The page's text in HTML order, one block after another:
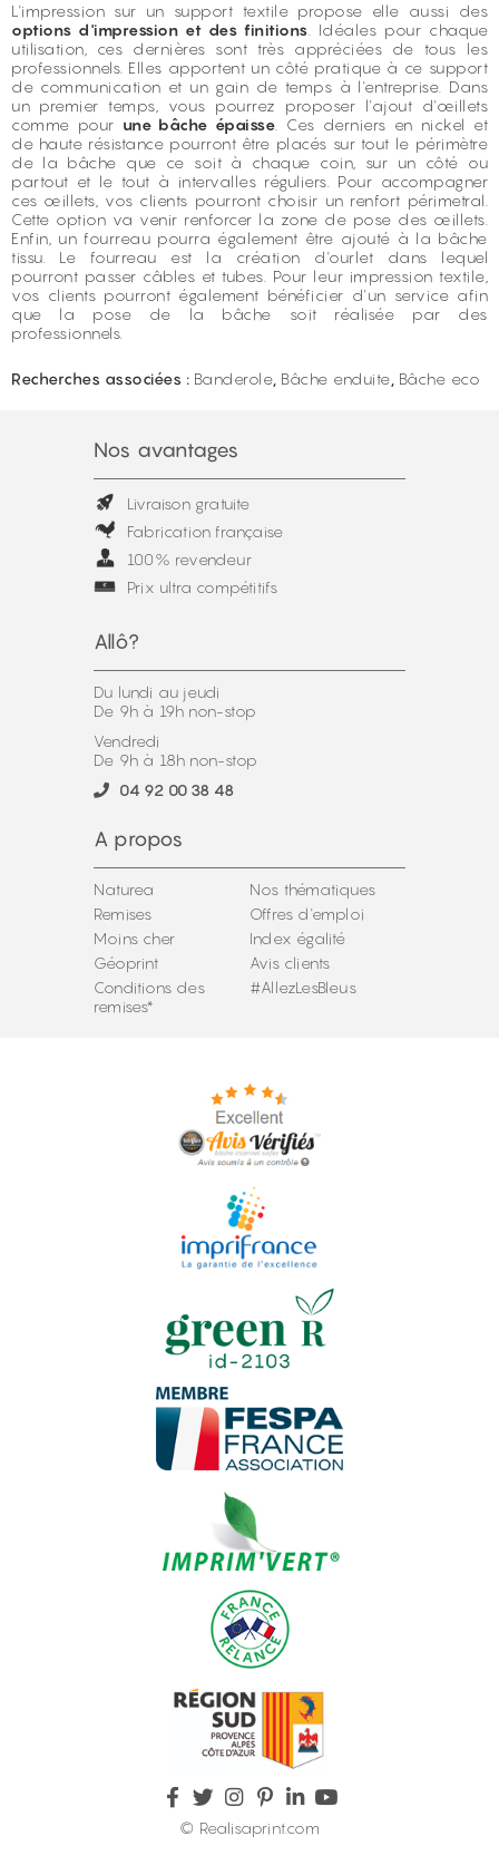
L'impression sur un support textile propose elle aussi des
options d'impression et des finitions . Idéales pour chaque
utilisation, ces dernières sont très appréciées de tous les
professionnels. Elles apportent un côté pratique à ce support
de communication et un gain de temps à l'entreprise. Dans
un premier temps, vous pourrez proposer l'ajout d'œillets
comme pour une bâche épaisse . Ces derniers en nickel et
de haute résistance pourront être placés sur tout le périmètre
de la bâche que ce soit à chaque coin, sur un côté ou
partout et le tout à intervalles réguliers. Pour accompagner
ces œillets, vos clients pourront choisir un renfort périmetral.
Cette option va venir renforcer la zone de pose des œillets.
Enfin, un fourreau pourra également être ajouté à la bâche
tissu. Le fourreau est la création d'ourlet dans lequel
pourront passer câbles et tubes. Pour leur impression textile,
vos clients pourront également bénéficier d'un service afin
que la pose de la bâche soit réalisée par des
professionnels.
Recherches associées : Banderole Bâche enduite Bâche eco
Nos avantages
Livraison gratuite
Fabrication française
100% revendeur
Prix ultra compétitifs
Allô?
Du lundi au jeudi
De 9h à 19h non-stop
Vendredi
De 9h à 18h non-stop
04 92 00 38 48
A propos
Naturea
Remises
Moins cher
Géoprint
Conditions des
remises*
Nos thématiques
Offres d'emploi
Index égalité
Avis clients
#AllezLesBleus
© Realisaprint.com